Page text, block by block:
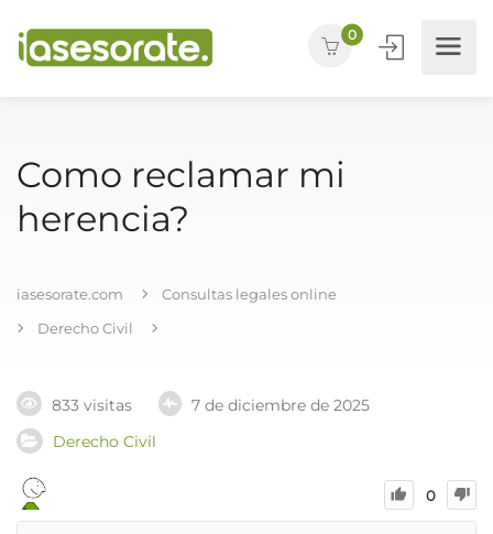
0
Como reclamar mi
herencia?
iasesorate.com
Consultas legales online
Derecho Civil
833 visitas
7 de diciembre de 2025
Derecho Civil
0